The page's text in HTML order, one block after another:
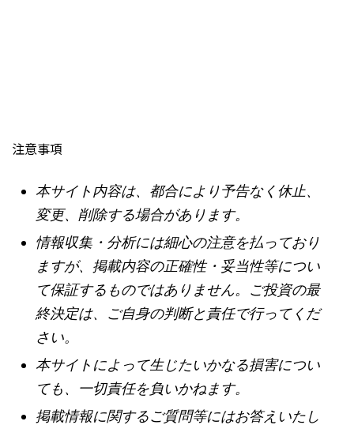
注意事項
本サイト内容は、都合により予告なく休止、
変更、削除する場合があります。
情報収集・分析には細心の注意を払っており
ますが、掲載内容の正確性・妥当性等につい
て保証するものではありません。ご投資の最
終決定は、ご自身の判断と責任で行ってくだ
さい。
本サイトによって生じたいかなる損害につい
ても、一切責任を負いかねます。
掲載情報に関するご質問等にはお答えいたし